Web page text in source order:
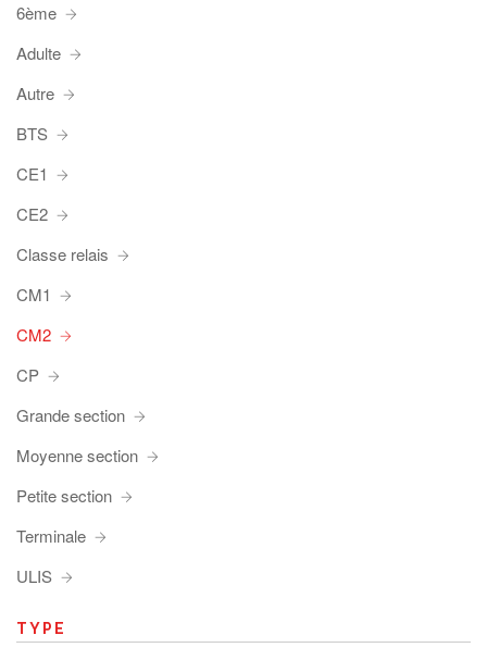
6ème
Adulte
Autre
BTS
CE1
CE2
Classe relais
CM1
CM2
CP
Grande section
Moyenne section
Petite section
Terminale
ULIS
TYPE